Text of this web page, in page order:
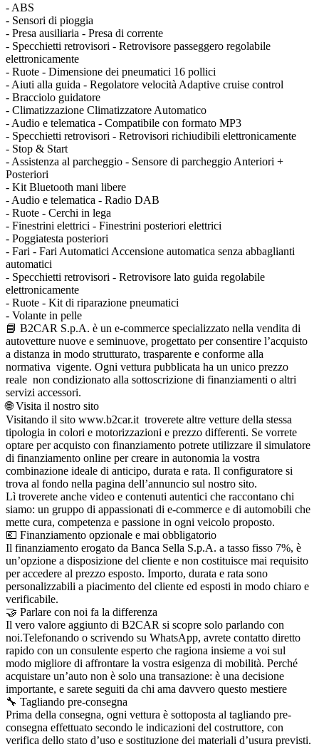
- ABS
- Sensori di pioggia
- Presa ausiliaria - Presa di corrente
- Specchietti retrovisori - Retrovisore passeggero regolabile
elettronicamente
- Ruote - Dimensione dei pneumatici 16 pollici
- Aiuti alla guida - Regolatore velocità Adaptive cruise control
- Bracciolo guidatore
- Climatizzazione Climatizzatore Automatico
- Audio e telematica - Compatibile con formato MP3
- Specchietti retrovisori - Retrovisori richiudibili elettronicamente
- Stop & Start
- Assistenza al parcheggio - Sensore di parcheggio Anteriori +
Posteriori
- Kit Bluetooth mani libere
- Audio e telematica - Radio DAB
- Ruote - Cerchi in lega
- Finestrini elettrici - Finestrini posteriori elettrici
- Poggiatesta posteriori
- Fari - Fari Automatici Accensione automatica senza abbaglianti
automatici
- Specchietti retrovisori - Retrovisore lato guida regolabile
elettronicamente
- Ruote - Kit di riparazione pneumatici
- Volante in pelle
📘 B2CAR S.p.A. è un e-commerce specializzato nella vendita di
autovetture nuove e seminuove, progettato per consentire l’acquisto
a distanza in modo strutturato, trasparente e conforme alla
normativa vigente. Ogni vettura pubblicata ha un unico prezzo
reale non condizionato alla sottoscrizione di finanziamenti o altri
servizi accessori.
🌐 Visita il nostro sito
Visitando il sito www.b2car.it troverete altre vetture della stessa
tipologia in colori e motorizzazioni e prezzo differenti. Se vorrete
optare per acquisto con finanziamento potrete utilizzare il simulatore
di finanziamento online per creare in autonomia la vostra
combinazione ideale di anticipo, durata e rata. Il configuratore si
trova al fondo nella pagina dell’annuncio sul nostro sito.
Lì troverete anche video e contenuti autentici che raccontano chi
siamo: un gruppo di appassionati di e-commerce e di automobili che
mette cura, competenza e passione in ogni veicolo proposto.
💶 Finanziamento opzionale e mai obbligatorio
Il finanziamento erogato da Banca Sella S.p.A. a tasso fisso 7%, è
un’opzione a disposizione del cliente e non costituisce mai requisito
per accedere al prezzo esposto. Importo, durata e rata sono
personalizzabili a piacimento del cliente ed esposti in modo chiaro e
verificabile.
🤝 Parlare con noi fa la differenza
Il vero valore aggiunto di B2CAR si scopre solo parlando con
noi.Telefonando o scrivendo su WhatsApp, avrete contatto diretto
rapido con un consulente esperto che ragiona insieme a voi sul
modo migliore di affrontare la vostra esigenza di mobilità. Perché
acquistare un’auto non è solo una transazione: è una decisione
importante, e sarete seguiti da chi ama davvero questo mestiere
🔧 Tagliando pre-consegna
Prima della consegna, ogni vettura è sottoposta al tagliando pre-
consegna effettuato secondo le indicazioni del costruttore, con
verifica dello stato d’uso e sostituzione dei materiali d’usura previsti.